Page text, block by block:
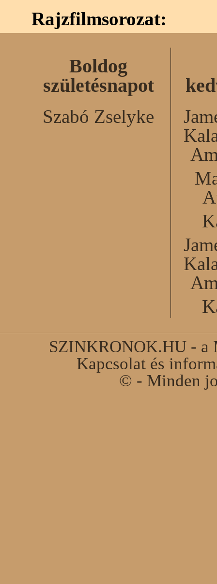
Rajzfilmsorozat:
Boldog
születésnapot
Szabó Zselyke
SZINKRONOK.HU - a
Kapcsolat és
© - Minden